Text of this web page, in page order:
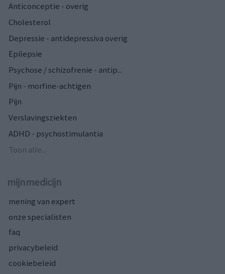
Anticonceptie - overig
Cholesterol
Depressie - antidepressiva overig
Epilepsie
Psychose / schizofrenie - antip...
Pijn - morfine-achtigen
Pijn
Verslavingsziekten
ADHD - psychostimulantia
Toon alle...
mijnmedicijn
mening van expert
onze specialisten
faq
privacybeleid
cookiebeleid